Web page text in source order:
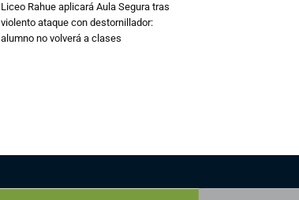
Liceo Rahue aplicará Aula Segura tras
violento ataque con destornillador:
alumno no volverá a clases